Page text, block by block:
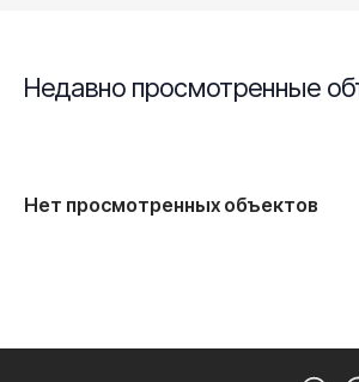
Недавно просмотренные
Нет просмотренных объектов